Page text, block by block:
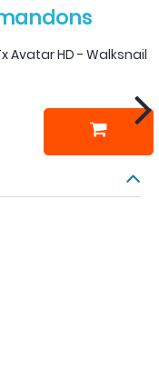
Avatar HD - Walksnail